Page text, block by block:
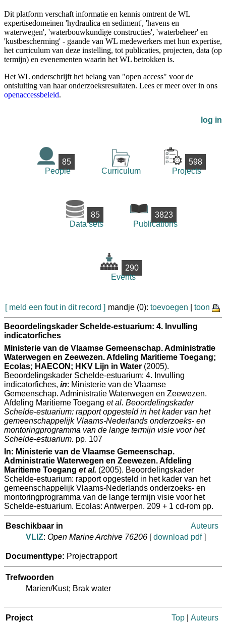
Dit platform verschaft informatie en kennis omtrent de WL
expertisedomeinen 'hydraulica en sediment', 'havens en
waterwegen', 'waterbouwkundige constructies', 'waterbeheer' en
'kustbescherming' - gaande van WL medewerkers met hun expertise,
het curriculum van deze instelling, tot publicaties, projecten, data (op
termijn) en evenementen waarin het WL betrokken is.
Het WL onderschrijft het belang van "open access" voor de
ontsluiting van haar onderzoeksresultaten. Lees er meer over in ons
openaccessbeleid.
log in
85
People
Curriculum
598
Projects
85
Data sets
3823
Publications
290
Events
[ meld een fout in dit record ] mandje (0): toevoegen toon
Beoordelingskader Schelde-estuarium: 4. Invulling
indicatorfiches
Ministerie van de Vlaamse Gemeenschap. Administratie
Waterwegen en Zeewezen. Afdeling Maritieme Toegang;
Ecolas; HAECON; HKV Lijn in Water (2005).
Beoordelingskader Schelde-estuarium: 4. Invulling
indicatorfiches, in: Ministerie van de Vlaamse
Gemeenschap. Administratie Waterwegen en Zeewezen.
Afdeling Maritieme Toegang et al. Beoordelingskader
Schelde-estuarium: rapport opgesteld in het kader van het
gemeenschappelijk Vlaams-Nederlands onderzoeks- en
montoringprogramma van de lange termijn visie voor het
Schelde-estuarium. pp. 107
In: Ministerie van de Vlaamse Gemeenschap.
Administratie Waterwegen en Zeewezen. Afdeling
Maritieme Toegang et al. (2005). Beoordelingskader
Schelde-estuarium: rapport opgesteld in het kader van het
gemeenschappelijk Vlaams-Nederlands onderzoeks- en
montoringprogramma van de lange termijn visie voor het
Schelde-estuarium. Ecolas: Antwerpen. 209 + 1 cd-rom pp.
Beschikbaar in
Auteurs
VLIZ: Open Marine Archive 76206 [download pdf]
Documenttype: Projectrapport
Trefwoorden
Marien/Kust; Brak water
Project Top Auteurs